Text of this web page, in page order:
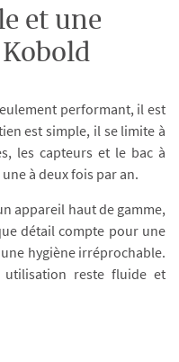
et une
performant, il est
est simple, il se limite à
les capteurs et le bac à
à deux fois par an.
appareil haut de gamme,
détail compte pour une
hygiène irréprochable.
reste fluide et